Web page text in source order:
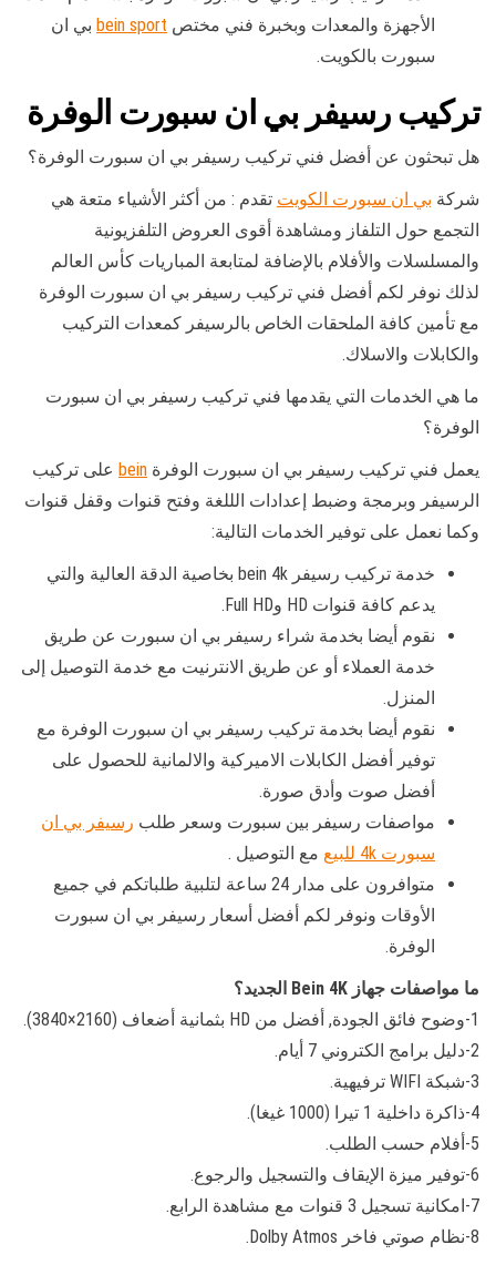
الأجهزة والمعدات وبخبرة فني مختص bein sport بي ان
سبورت بالكويت.
تركيب رسيفر بي ان سبورت الوفرة
هل تبحثون عن أفضل فني تركيب رسيفر بي ان سبورت الوفرة؟
شركة بي ان سبورت الكويت تقدم : من أكثر الأشياء متعة هي
التجمع حول التلفاز ومشاهدة أقوى العروض التلفزيونية
والمسلسلات والأفلام بالإضافة لمتابعة المباريات كأس العالم
لذلك نوفر لكم أفضل فني تركيب رسيفر بي ان سبورت الوفرة
مع تأمين كافة الملحقات الخاص بالرسيفر كمعدات التركيب
والكابلات والاسلاك.
ما هي الخدمات التي يقدمها فني تركيب رسيفر بي ان سبورت
الوفرة؟
يعمل فني تركيب رسيفر بي ان سبورت الوفرة bein على تركيب
الرسيفر وبرمجة وضبط إعدادات الللغة وفتح قنوات وقفل قنوات
وكما نعمل على توفير الخدمات التالية:
خدمة تركيب رسيفر bein 4k بخاصية الدقة العالية والتي
يدعم كافة قنوات HD وFull HD.
نقوم أيضا بخدمة شراء رسيفر بي ان سبورت عن طريق
خدمة العملاء أو عن طريق الانترنيت مع خدمة التوصيل إلى
المنزل.
نقوم أيضا بخدمة تركيب رسيفر بي ان سبورت الوفرة مع
توفير أفضل الكابلات الاميركية والالمانية للحصول على
أفضل صوت وأدق صورة.
مواصفات رسيفر بين سبورت وسعر طلب رسيفر بي ان
سبورت 4k للبيع
مع التوصيل .
متوافرون على مدار 24 ساعة لتلبية طلباتكم في جميع
الأوقات ونوفر لكم أفضل أسعار رسيفر بي ان سبورت
الوفرة.
ما مواصفات جهاز Bein 4K الجديد؟
1-وضوح فائق الجودة, أفضل من HD بثمانية أضعاف (2160×3840).
2-دليل برامج الكتروني 7 أيام.
3-شبكة WIFI ترفيهية.
4-ذاكرة داخلية 1 تيرا (1000 غيغا).
5-أفلام حسب الطلب.
6-توفير ميزة الإيقاف والتسجيل والرجوع.
7-امكانية تسجيل 3 قنوات مع مشاهدة الرابع.
8-نظام صوتي فاخر Dolby Atmos.